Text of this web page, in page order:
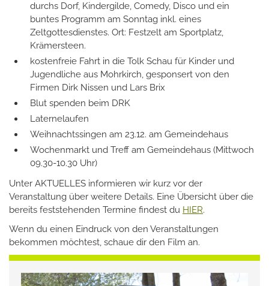
durchs Dorf, Kindergilde, Comedy, Disco und ein
buntes Programm am Sonntag inkl. eines
Zeltgottesdienstes. Ort: Festzelt am Sportplatz,
Krämersteen.
kostenfreie Fahrt in die Tolk Schau für Kinder und
Jugendliche aus Mohrkirch, gesponsert von den
Firmen Dirk Nissen und Lars Brix
Blut spenden beim DRK
Laternelaufen
Weihnachtssingen am 23.12. am Gemeindehaus
Wochenmarkt und Treff am Gemeindehaus (Mittwoch
09.30-10.30 Uhr)
Unter AKTUELLES informieren wir kurz vor der
Veranstaltung über weitere Details. Eine Übersicht über die
bereits feststehenden Termine findest du HIER.
Wenn du einen Eindruck von den Veranstaltungen
bekommen möchtest, schaue dir den Film an.